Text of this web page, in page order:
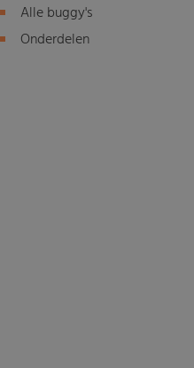
Alle buggy's
Onderdelen